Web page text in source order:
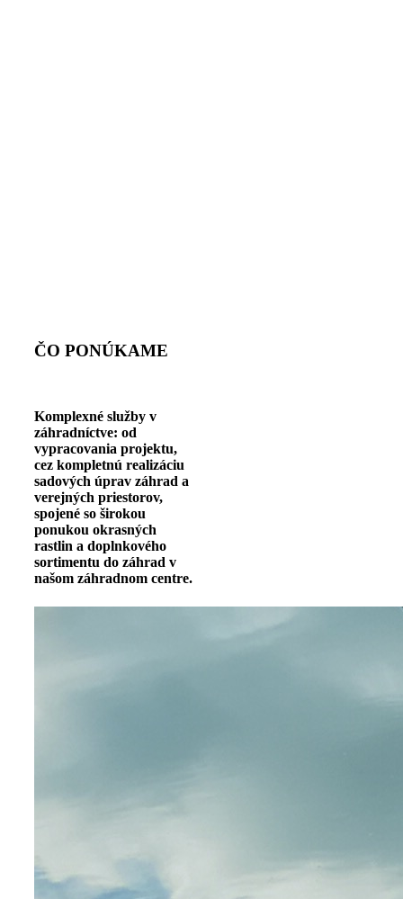
ČO PONÚKAME
Komplexné služby v
záhradníctve: od
vypracovania projektu,
cez kompletnú realizáciu
sadových úprav záhrad a
verejných priestorov,
spojené so širokou
ponukou okrasných
rastlin a doplnkového
sortimentu do záhrad v
našom záhradnom centre.